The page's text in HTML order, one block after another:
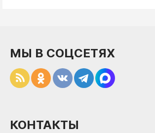
МЫ В СОЦСЕТЯХ
КОНТАКТЫ